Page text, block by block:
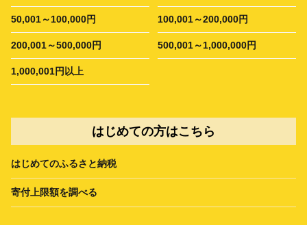
50,001～100,000円 100,001～200,000円
200,001～500,000円 500,001～1,000,000円
1,000,001円以上
はじめての方はこちら
はじめてのふるさと納税
寄付上限額を調べる